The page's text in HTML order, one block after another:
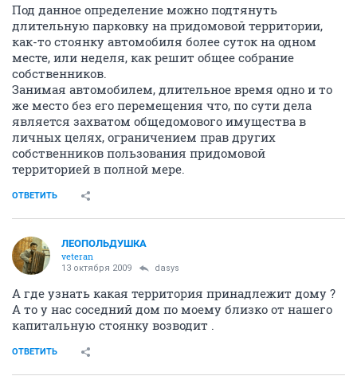
Под данное определение можно подтянуть
длительную парковку на придомовой территории,
как-то стоянку автомобиля более суток на одном
месте, или неделя, как решит общее собрание
собственников.
Занимая автомобилем, длительное время одно и то
же место без его перемещения что, по сути дела
является захватом общедомового имущества в
личных целях, ограничением прав других
собственников пользования придомовой
территорией в полной мере.
ОТВЕТИТЬ
ЛЕОПОЛЬДУШКА
veteran
13 октября 2009 dasys
А где узнать какая территория принадлежит дому ?
А то у нас соседний дом по моему близко от нашего
капитальную стоянку возводит .
ОТВЕТИТЬ